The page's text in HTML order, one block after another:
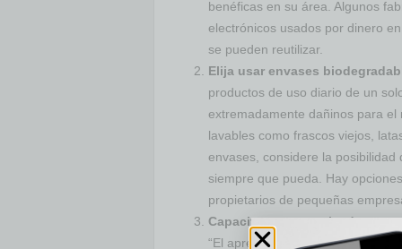
benéficas en su área. Algunos
electrónicos usados por dinero
se pueden reutilizar.
Elija usar envases
productos de uso diario de un
extremadamente dañinos para
lavables como frascos viejos,
envases, considere la
siempre que pueda. Hay
propietarios de pequeñas
Capacite a sus empleados en
“El aprendizaje es un tesoro que